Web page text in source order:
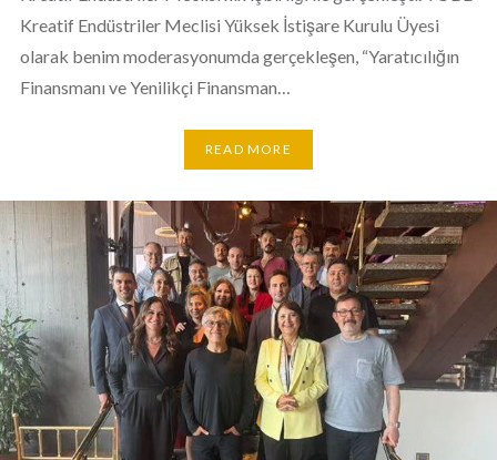
Kreatif Endüstriler Meclisi Yüksek İstişare Kurulu Üyesi
olarak benim moderasyonumda gerçekleşen, “Yaratıcılığın
Finansmanı ve Yenilikçi Finansman…
READ MORE